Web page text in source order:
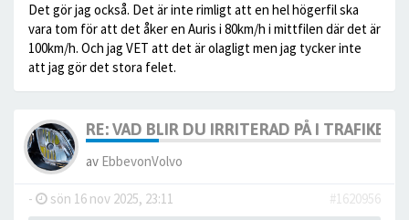
Det gör jag också. Det är inte rimligt att en hel högerfil ska
vara tom för att det åker en Auris i 80km/h i mittfilen där det är
100km/h. Och jag VET att det är olagligt men jag tycker inte
att jag gör det stora felet.
RE: VAD BLIR DU IRRITERAD PÅ I TRAFIKEN?
av EbbevonVolvo
- sön 16 nov 2025, 23:11
#1620956